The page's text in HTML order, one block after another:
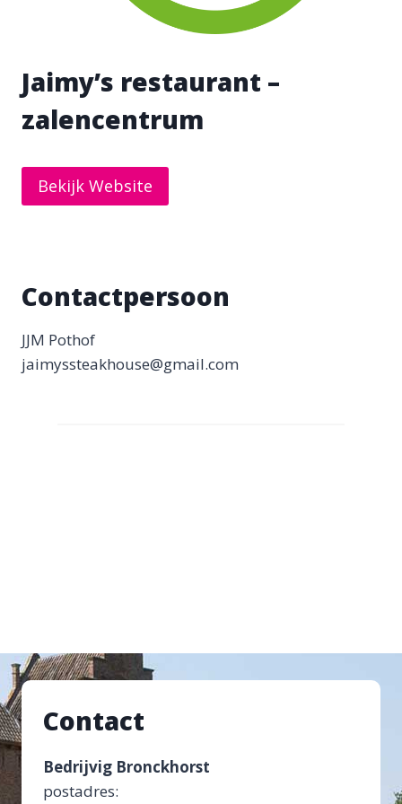
Jaimy’s restaurant –
zalencentrum
Bekijk Website
Contactpersoon
JJM Pothof
jaimyssteakhouse@gmail.com
Contact
Bedrijvig Bronckhorst
postadres: